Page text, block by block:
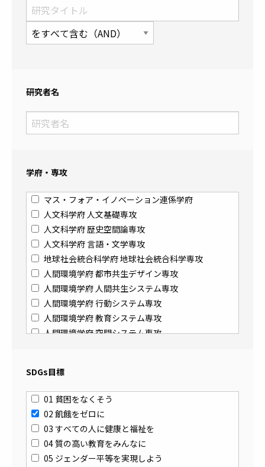
研究者名
学府・専攻
マス・フォア・イノベーション連係学府
人文科学府 人文基礎専攻
人文科学府 歴史空間論専攻
人文科学府 言語・文学専攻
地球社会統合科学府 地球社会統合科学専攻
人間環境学府 都市共生デザイン専攻
人間環境学府 人間共生システム専攻
人間環境学府 行動システム専攻
人間環境学府 教育システム専攻
人間環境学府 空間システム専攻
経済学府 経済システム専攻
理学府 物理学専攻
理学府 化学専攻
理学府 地球惑星科学専攻
数理学府 数理学専攻
システム生命科学府 システム生命科学専攻
SDGs目標
01 貧困をなくそう
02 飢餓をゼロに
03 すべての人に健康と福祉を
04 質の高い教育をみんなに
05 ジェンダー平等を実現しよう